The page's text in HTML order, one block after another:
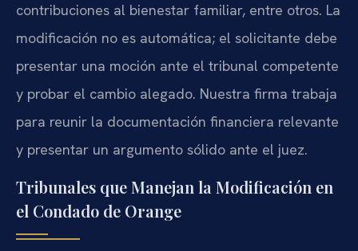
contribuciones al bienestar familiar, entre otros. La
modificación no es automática; el solicitante debe
presentar una moción ante el tribunal competente
y probar el cambio alegado. Nuestra firma trabaja
para reunir la documentación financiera relevante
y presentar un argumento sólido ante el juez.
Tribunales que Manejan la Modificación en
el Condado de Orange